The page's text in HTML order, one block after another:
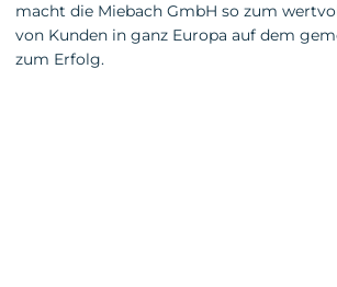
macht die Miebach GmbH so zum
von Kunden in ganz Europa auf dem
zum Erfolg.